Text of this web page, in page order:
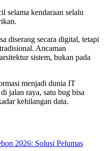
selama kendaraan selalu
diserang secara digital, tetapi
Ancaman
sistem, bukan pada
menjadi dunia IT
jalan raya, satu bug bisa
kehilangan data.